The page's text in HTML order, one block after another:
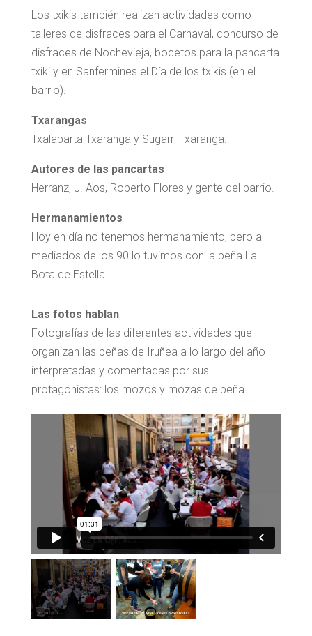
Los txikis también realizan actividades como
talleres de disfraces para el Carnaval, concurso de
disfraces de Nochevieja, bocetos para la pancarta
txiki y en Sanfermines el Día de los txikis (en el
barrio).
Txarangas
Txalaparta Txaranga y Sugarri Txaranga.
Autores de las pancartas
Herranz, J. Aos, Roberto Flores y gente del barrio.
Hermanamientos
Hoy en día no tenemos hermanamiento, pero a
mediados de los 90 lo tuvimos con la peña La
Bota de Estella.
Las fotos hablan
Fotografías de las diferentes actividades que
organizan las peñas de Iruñea a lo largo del año
interpretadas y comentadas por sus
protagonistas: los mozos y mozas de peña.